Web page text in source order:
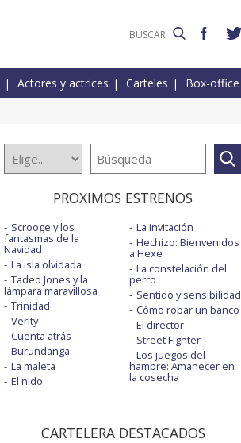
Actores y actrices Carteles Box-office
PROXIMOS ESTRENOS
Scrooge y los
fantasmas de la
Navidad
La isla olvidada
Tadeo Jones y la
lámpara maravillosa
Trinidad
Verity
Cuenta atrás
Burundanga
La maleta
El nido
La invitación
Hechizo: Bienvenidos
a Hexe
La constelación del
perro
Sentido y sensibilidad
Cómo robar un banco
El director
Street Fighter
Los juegos del
hambre: Amanecer en
la cosecha
CARTELERA DESTACADOS